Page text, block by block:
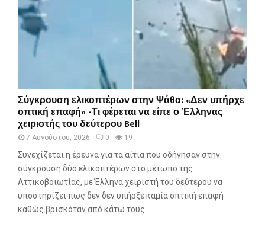
Σύγκρουση ελικοπτέρων στην Ψάθα: «Δεν υπήρχε
οπτική επαφή» -Τι φέρεται να είπε ο Έλληνας
χειριστής του δεύτερου Bell
7 Αυγούστου, 2026 0 19
Συνεχίζεται η έρευνα για τα αίτια που οδήγησαν στην
σύγκρουση δύο ελικοπτέρων στο μέτωπο της
Αττικοβοιωτίας, με Έλληνα χειριστή του δεύτερου να
υποστηρίζει πως δεν δεν υπήρξε καμία οπτική επαφή
καθώς βρισκόταν από κάτω τους.